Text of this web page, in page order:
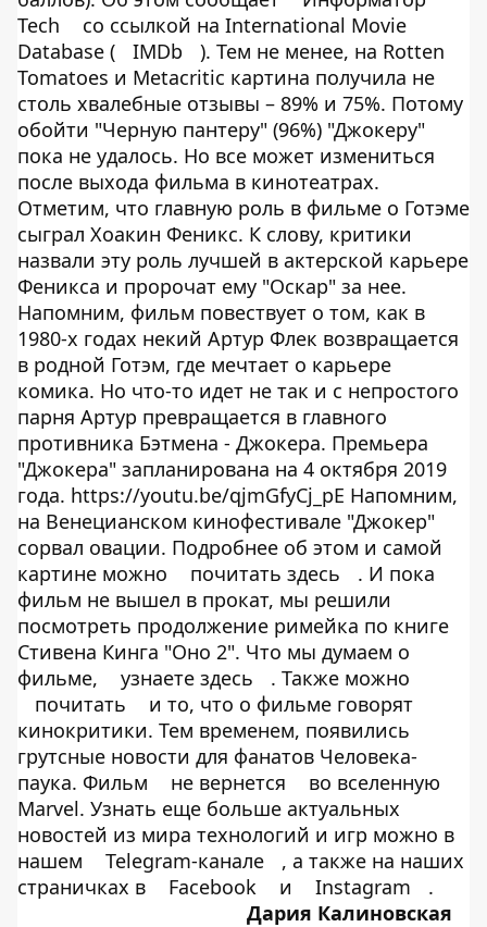
Tech
со ссылкой на International Movie
Database (
IMDb
). Тем не менее, на Rotten
Tomatoes и Metacritic картина получила не
столь хвалебные отзывы – 89% и 75%. Потому
обойти "Черную пантеру" (96%) "Джокеру"
пока не удалось. Но все может измениться
после выхода фильма в кинотеатрах.
Отметим, что главную роль в фильме о Готэме
сыграл Хоакин Феникс. К слову, критики
назвали эту роль лучшей в актерской карьере
Феникса и пророчат ему "Оскар" за нее.
Напомним, фильм повествует о том, как в
1980-х годах некий Артур Флек возвращается
в родной Готэм, где мечтает о карьере
комика. Но что-то идет не так и с непростого
парня Артур превращается в главного
противника Бэтмена - Джокера. Премьера
"Джокера" запланирована на 4 октября 2019
года. https://youtu.be/qjmGfyCj_pE Напомним,
на Венецианском кинофестивале "Джокер"
сорвал овации. Подробнее об этом и самой
картине можно
почитать здесь
. И пока
фильм не вышел в прокат, мы решили
посмотреть продолжение римейка по книге
Стивена Кинга "Оно 2". Что мы думаем о
фильме,
узнаете здесь
. Также можно
почитать
и то, что о фильме говорят
кинокритики. Тем временем, появились
грутсные новости для фанатов Человека-
паука. Фильм
не вернется
во вселенную
Marvel. Узнать еще больше актуальных
новостей из мира технологий и игр можно в
нашем
Telegram-канале
, а также на наших
страничках в
Facebook и Instagram
.
Дария Калиновская